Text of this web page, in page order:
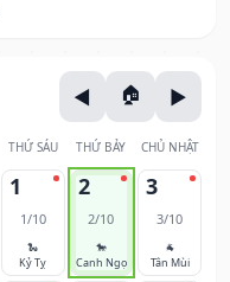
THỨ SÁU THỨ BẢY CHỦ NHẬT
1
1/10
🐍
Kỷ Tỵ
2
2/10
🐎
Canh Ngọ
3
3/10
🐐
Tân Mùi